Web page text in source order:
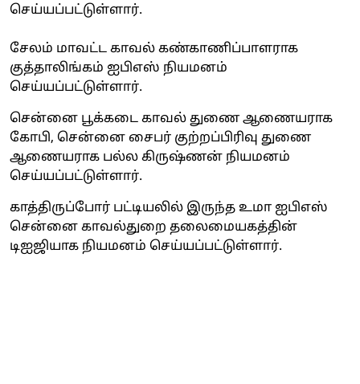
செய்யப்பட்டுள்ளார்.
சேலம் மாவட்ட காவல் கண்காணிப்பாளராக
குத்தாலிங்கம் ஐபிஎஸ் நியமனம்
செய்யப்பட்டுள்ளார்.
சென்னை பூக்கடை காவல் துணை ஆணையராக
கோபி, சென்னை சைபர் குற்றப்பிரிவு துணை
ஆணையராக பல்ல கிருஷ்ணன் நியமனம்
செய்யப்பட்டுள்ளார்.
காத்திருப்போர் பட்டியலில் இருந்த உமா ஐபிஎஸ்
சென்னை காவல்துறை தலைமையகத்தின்
டிஐஜியாக நியமனம் செய்யப்பட்டுள்ளார்.